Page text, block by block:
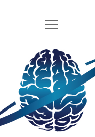
INFO
ÜBER UNS
WAS IST KRITISCHES DENKEN?
GÄSTE
THEMEN
Menü
öffnen